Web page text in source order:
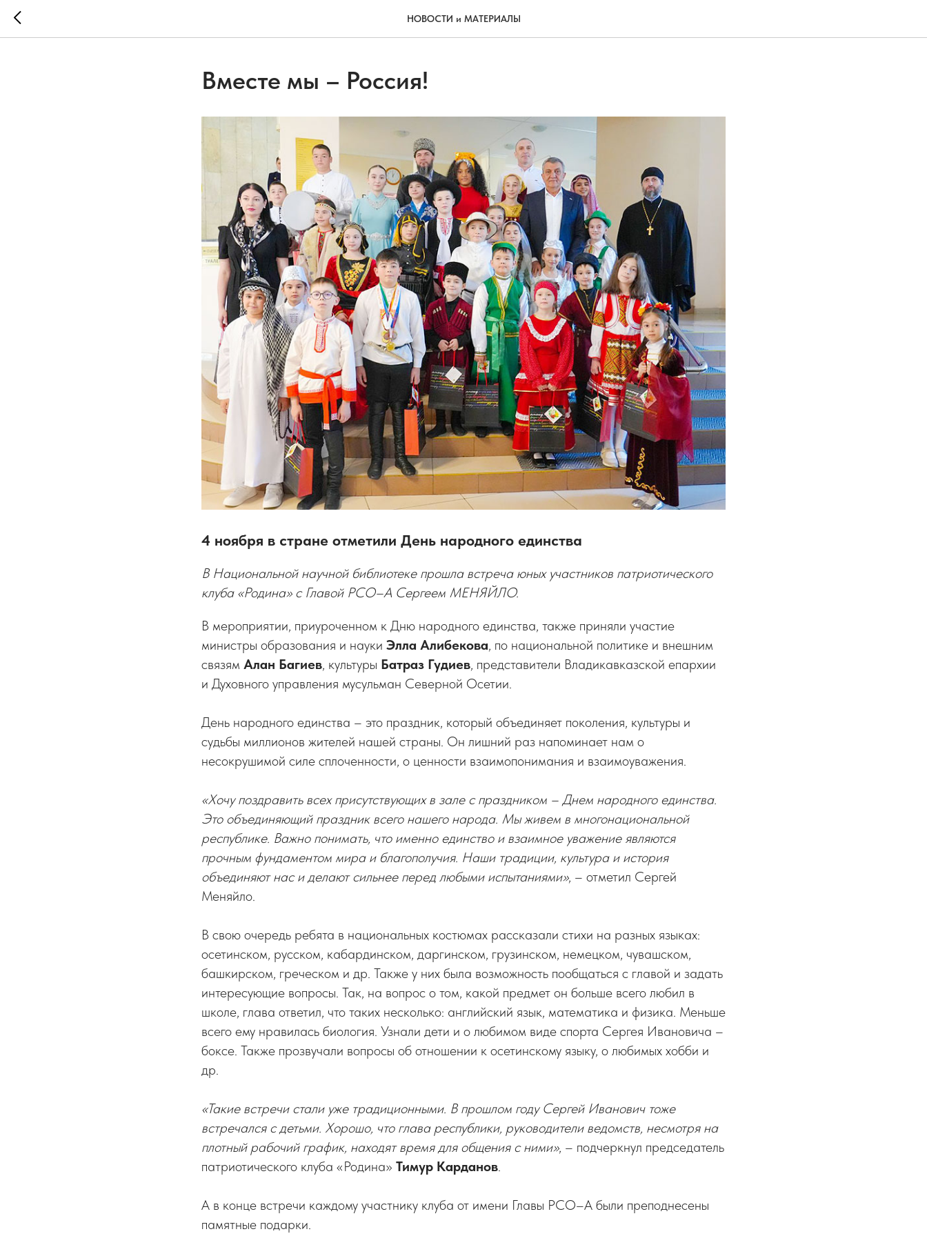
НОВОСТИ и МАТЕРИАЛЫ
Вместе мы – Россия!
4 ноября в стране отметили День народного единства
В Национальной научной библиотеке прошла встреча юных участников патриотического
клуба «Родина» с Главой РСО–А Сергеем МЕНЯЙЛО.
В мероприятии, приуроченном к Дню народного единства, также приняли участие
министры образования и науки Элла Алибекова, по национальной политике и внешним
связям Алан Багиев, культуры Батраз Гудиев, представители Владикавказской епархии
и Духовного управления мусульман Северной Осетии.
День народного единства – это праздник, который объединяет поколения, культуры и
судьбы миллионов жителей нашей страны. Он лишний раз напоминает нам о
несокрушимой силе сплоченности, о ценности взаимопонимания и взаимоуважения.
«Хочу поздравить всех присутствующих в зале с праздником – Днем народного единства.
Это объединяющий праздник всего нашего народа. Мы живем в многонациональной
республике. Важно понимать, что именно единство и взаимное уважение являются
прочным фундаментом мира и благополучия. Наши традиции, культура и история
объединяют нас и делают сильнее перед любыми испытаниями», – отметил Сергей
Меняйло.
В свою очередь ребята в национальных костюмах рассказали стихи на разных языках:
осетинском, русском, кабардинском, даргинском, грузинском, немецком, чувашском,
башкирском, греческом и др. Также у них была возможность пообщаться с главой и задать
интересующие вопросы. Так, на вопрос о том, какой предмет он больше всего любил в
школе, глава ответил, что таких несколько: английский язык, математика и физика. Меньше
всего ему нравилась биология. Узнали дети и о любимом виде спорта Сергея Ивановича –
боксе. Также прозвучали вопросы об отношении к осетинскому языку, о любимых хобби и
др.
«Такие встречи стали уже традиционными. В прошлом году Сергей Иванович тоже
встречался с детьми. Хорошо, что глава республики, руководители ведомств, несмотря на
плотный рабочий график, находят время для общения с ними», – подчеркнул председатель
патриотического клуба «Родина» Тимур Карданов.
А в конце встречи каждому участнику клуба от имени Главы РСО–А были преподнесены
памятные подарки.